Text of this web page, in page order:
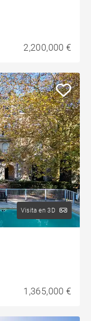
2,200,000 €
Visita en 3D
1,365,000 €